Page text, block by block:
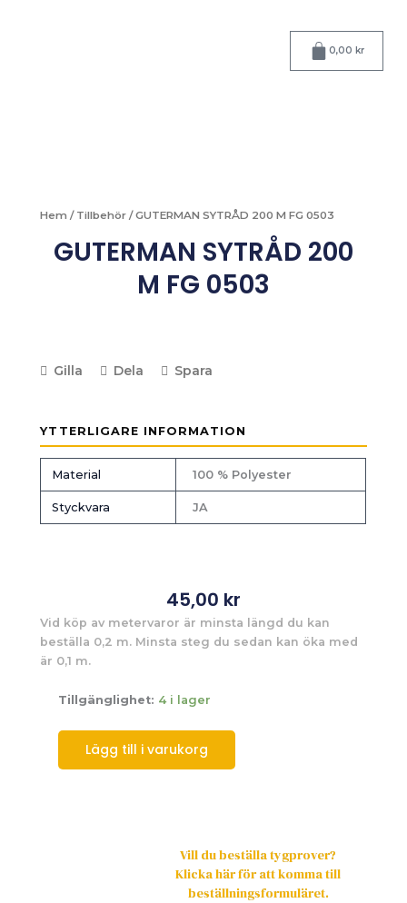
0,00 kr
Varukorg
Hem / Tillbehör / GUTERMAN SYTRÅD 200 M FG 0503
GUTERMAN SYTRÅD 200
M FG 0503
Gilla Dela Spara
YTTERLIGARE INFORMATION
Material 100 % Polyester
Styckvara JA
45,00 kr
Vid köp av metervaror är minsta längd du kan
beställa 0,2 m. Minsta steg du sedan kan öka med
är 0,1 m.
Tillgänglighet: 4 i lager
Lägg till i varukorg
Vill du beställa tygprover?
Klicka här för att komma till
beställningsformuläret.